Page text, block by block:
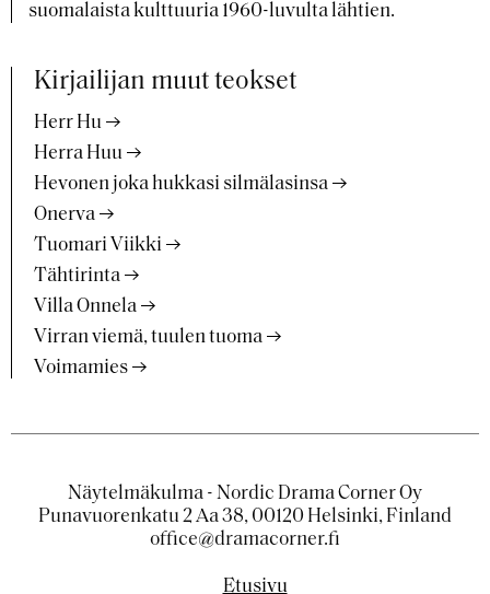
suomalaista kulttuuria 1960-luvulta lähtien.
Kirjailijan muut teokset
Herr Hu
Herra Huu
Hevonen joka hukkasi silmälasinsa
Onerva
Tuomari Viikki
Tähtirinta
Villa Onnela
Virran viemä, tuulen tuoma
Voimamies
Näytelmäkulma - Nordic Drama Corner Oy
Punavuorenkatu 2 Aa 38, 00120 Helsinki, Finland
office@dramacorner.fi
Etusivu